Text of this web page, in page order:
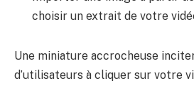
choisir un extrait de votre
Une miniature accrocheuse
d’utilisateurs à cliquer sur votre